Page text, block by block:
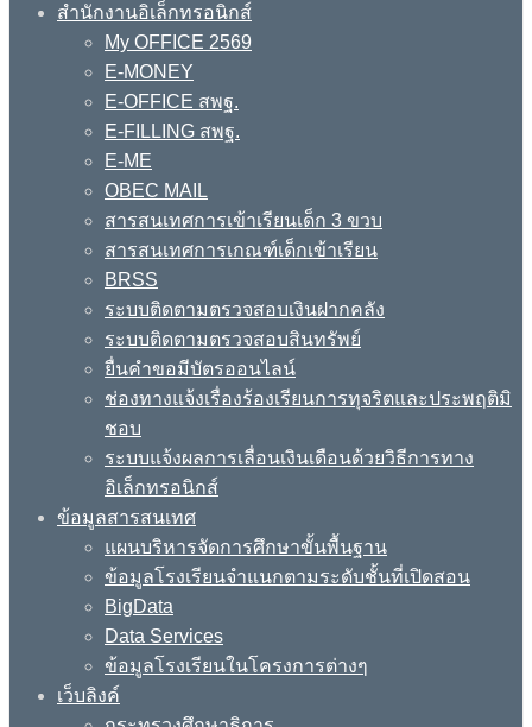
สำนักงานอิเล็กทรอนิกส์
My OFFICE 2569
E-MONEY
E-OFFICE สพฐ.
E-FILLING สพฐ.
E-ME
OBEC MAIL
สารสนเทศการเข้าเรียนเด็ก 3 ขวบ
สารสนเทศการเกณฑ์เด็กเข้าเรียน
BRSS
ระบบติดตามตรวจสอบเงินฝากคลัง
ระบบติดตามตรวจสอบสินทรัพย์
ยื่นคำขอมีบัตรออนไลน์
ช่องทางแจ้งเรื่องร้องเรียนการทุจริตและประพฤติมิ
ชอบ
ระบบแจ้งผลการเลื่อนเงินเดือนด้วยวิธีการทาง
อิเล็กทรอนิกส์
ข้อมูลสารสนเทศ
แผนบริหารจัดการศึกษาขั้นพื้นฐาน
ข้อมูลโรงเรียนจำแนกตามระดับชั้นที่เปิดสอน
BigData
Data Services
ข้อมูลโรงเรียนในโครงการต่างๆ
เว็บลิงค์